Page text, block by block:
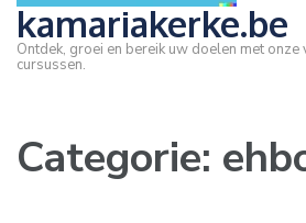
kamariakerke.be
Ontdek, groei en bereik uw doelen met
cursussen.
Categorie: